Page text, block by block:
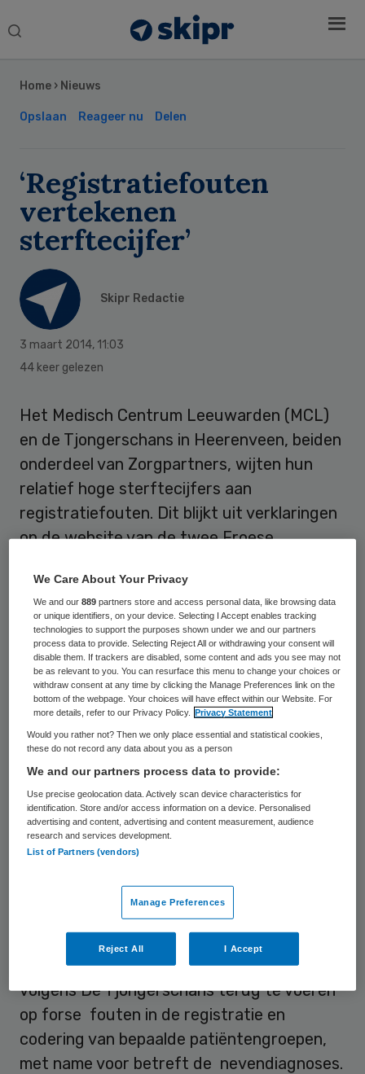
Search
Home › Nieuws
Opslaan Reageer nu Delen
‘Registratiefouten
vertekenen
sterftecijfer’
Skipr Redactie
3 maart 2014, 11:03
44 keer gelezen
Het Medisch Centrum Leeuwarden (MCL)
en de Tjongerschans in Heerenveen, beiden
onderdeel van Zorgpartners, wijten hun
relatief hoge sterftecijfers aan
registratiefouten. Dit blijkt uit verklaringen
op de website van de twee Froese
“Hoewel het sterftecijfer over 2012 de
directie en de medisch specialisten in
eerste instantie zorgen baarde, heeft
inzicht in de oorzaken daarvan ons de
overtuiging gebracht dat de zorg (en de
sterftekans) in de Tjongerschans niet
slechter (en hoger) is dan gemiddeld”, laat
De Tjongerschansweten. “Integendeel,
inmiddels is duidelijk geworden dat in de
Tjongerschans de sterftecijfers lager zijn
dan gemiddeld, hetgeen met de HSMR over
Nevendiagnoses
Het bovengemiddelde sterftecijfer is
volgens De Tjongerschans terug te voeren
op forse fouten in de registratie en
codering van bepaalde patiëntengroepen,
met name voor betreft de nevendiagnoses.
Sidebar
We Care About Your Privacy
We and our889 partners store and access personal data, like browsing data
or unique identifiers, on your device. Selecting I Accept enables tracking
technologies to support the purposes shown under we and our partners
process data to provide. Selecting Reject All or withdrawing your consent will
disable them. If trackers are disabled, some content and ads you see may not
be as relevant to you. You can resurface this menu to change your choices or
withdraw consent at any time by clicking the Manage Preferences link on the
bottom of the webpage. Your choices will have effect within our Website. For
more details, refer to our Privacy Policy.
Privacy Statement
Would you rather not? Then we only place essential and statistical cookies,
these do not record any data about you as a person
We and our partners process data to provide:
Use precise geolocation data. Actively scan device characteristics for
identification. Store and/or access information on a device. Personalised
advertising and content, advertising and content measurement, audience
research and services development.
List of Partners (vendors)
Manage Preferences
Reject All I Accept